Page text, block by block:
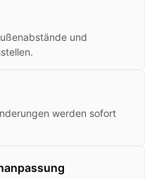
und
werden sofort